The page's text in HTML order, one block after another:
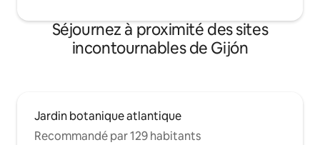
Séjournez à proximité des sites
incontournables de Gijón
Jardin botanique atlantique
Recommandé par 129 habitants